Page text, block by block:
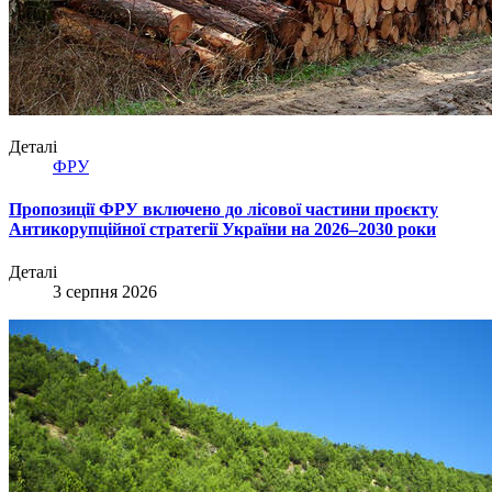
Деталі
ФРУ
Пропозиції ФРУ включено до лісової частини проєкту
Антикорупційної стратегії України на 2026–2030 роки
Деталі
3 серпня 2026